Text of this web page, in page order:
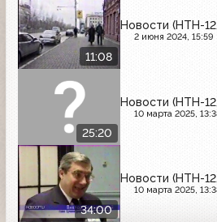
11:08
Новости (НТН-
2 июня 2024, 15:59
25:20
Новости (НТН-
10 марта 2025,
34:00
Новости (НТН-
10 марта 2025,